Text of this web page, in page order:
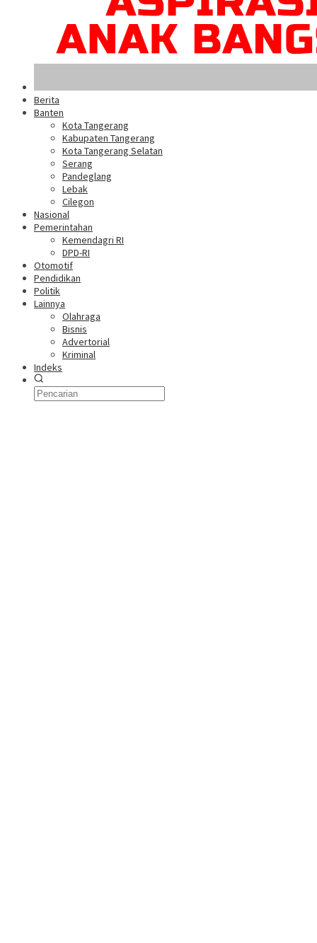
Berita
Banten
Kota Tangerang
Kabupaten Tangerang
Kota Tangerang Selatan
Serang
Pandeglang
Lebak
Cilegon
Nasional
Pemerintahan
Kemendagri RI
DPD-RI
Otomotif
Pendidikan
Politik
Lainnya
Olahraga
Bisnis
Advertorial
Kriminal
Indeks